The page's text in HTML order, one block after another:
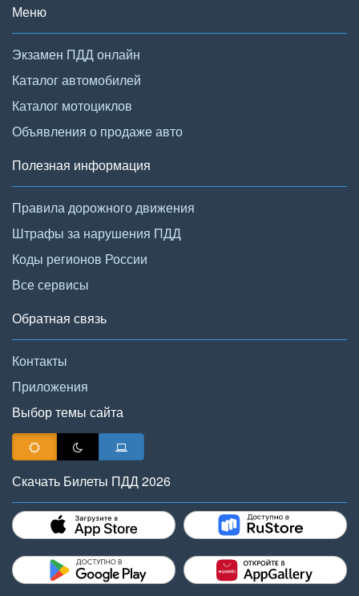
Меню
Экзамен ПДД онлайн
Каталог автомобилей
Каталог мотоциклов
Объявления о продаже авто
Полезная информация
Правила дорожного движения
Штрафы за нарушения ПДД
Коды регионов России
Все сервисы
Обратная связь
Контакты
Приложения
Выбор темы сайта
Скачать Билеты ПДД 2026